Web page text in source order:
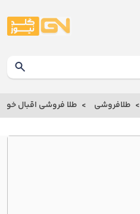
طلافروشی طلا فروشی اقبال خواه